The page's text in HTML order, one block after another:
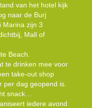
van het hotel kijk
naar de Burj
Marina zijn 3
Mall of
Beach.
te drinken mee voor
take-out shop
per dag geopend is.
snack…
iedere avond